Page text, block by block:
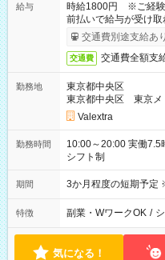
給与
時給1800円 ※ご経験
前払いで給与が受け
交通費別途支給あり
交通費 交通費全額支
勤務地
東京都中央区
東京都中央区 東京メ
Valextra
勤務時間
10:00～20:00 実働7.5時間／休憩1.5時間 営業時間に合わせた
シフト制
期間 3か月程度の短期予定
特徴 副業・WワークOK /
気になる！